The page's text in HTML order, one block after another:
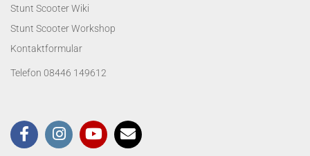
Stunt Scooter Wiki
Stunt Scooter Workshop
Kontaktformular
Telefon 08446 149612